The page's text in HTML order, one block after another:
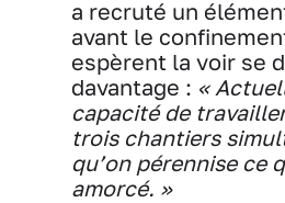
a recruté un
avant le
espèrent la voir se
davantage : «
capacité de
trois chantiers
qu’on pérennise ce
amorcé. »